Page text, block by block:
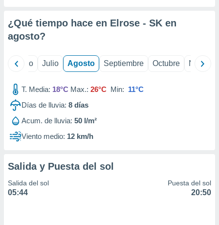
e
mediante
publicidad
publicidad
de
1199
¿Qué tiempo hace en Elrose - SK en
agosto?
Junio Julio Agosto Septiembre Octubre
T. Media: 18°C Max.: 26°C Min: 11°C
Días de lluvia: 8 días
Acum. de lluvia: 50 l/m²
Viento medio: 12 km/h
Salida y Puesta del sol
Salida del sol
05:44
Puesta del sol
20:50